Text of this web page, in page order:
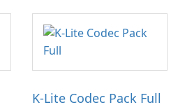
K-Lite Codec Pack Full